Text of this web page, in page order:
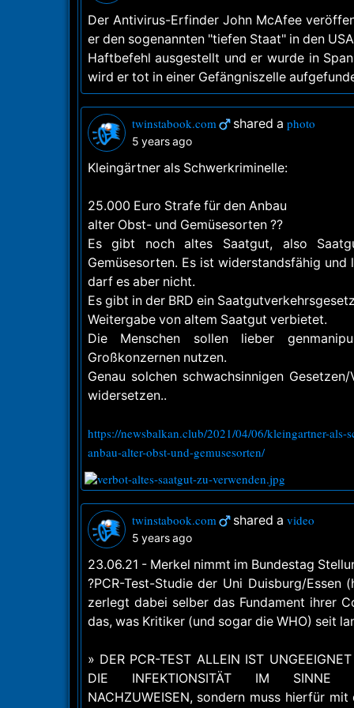
Der Antivirus-Erfinder John McAfee
er den sogenannten "tiefen Staat" in den
Haftbefehl ausgestellt und er wurde in
wird er tot in einer Gefängniszelle
twinstabook.com shared a photo
5 years ago
Kleingärtner als Schwerkriminelle:
25.000 Euro Strafe für den Anbau
alter Obst- und Gemüsesorten ??
Es gibt noch altes Saatgut, also
Gemüsesorten. Es ist widerstandsfähig
darf es aber nicht.
Es gibt in der BRD ein
Weitergabe von altem Saatgut verbietet.
Die Menschen sollen lieber
Großkonzernen nutzen.
Genau solchen schwachsinnigen
widersetzen..
https://newsbalkan.club/2021/04/06/kleingartner-
anbau-alter-obst-und-gemusesorten/
twinstabook.com shared a video
5 years ago
23.06.21 - Merkel nimmt im Bundestag
?PCR-Test-Studie der Uni Duisburg/
zerlegt dabei selber das Fundament ihrer
das, was Kritiker (und sogar die WHO) seit
» DER PCR-TEST ALLEIN IST
DIE INFEKTIONSITÄT IM SINNE
NACHZUWEISEN, sondern muss hierfür